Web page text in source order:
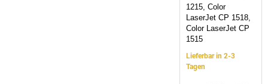
1215, Color
LaserJet CP 1518,
Color LaserJet CP
1515
Lieferbar in 2-3
Tagen